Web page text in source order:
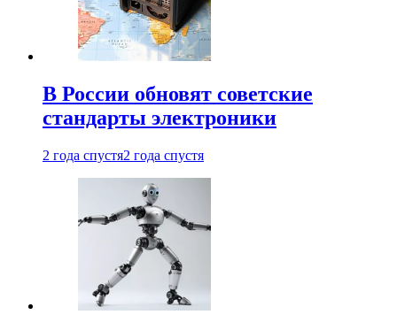
В России обновят советские
стандарты электроники
2 года спустя2 года спустя